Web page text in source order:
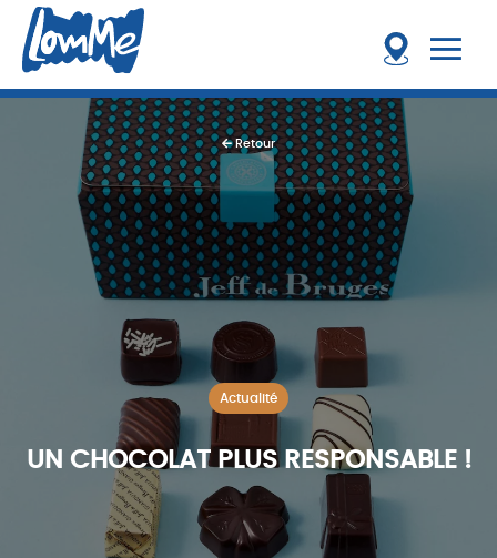
Retour
Actualité
UN CHOCOLAT PLUS RESPONSABLE !